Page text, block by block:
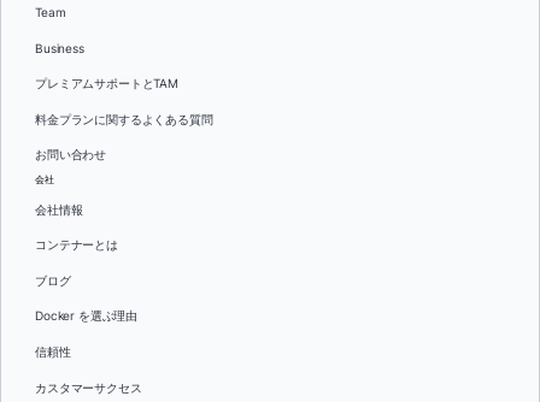
Team
Business
プレミアムサポートとTAM
料金プランに関するよくある質問
お問い合わせ
会社
会社情報
コンテナーとは
ブログ
Docker を選ぶ理由
信頼性
カスタマーサクセス